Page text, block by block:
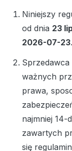
Niniejszy
od dnia 23
2026-07-23.
Sprzedawca
ważnych
prawa,
najmniej 14-
zawartych
się